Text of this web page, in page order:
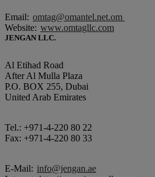
Email: omtag@omantel.net.om
Website: www.omtagllc.com
JENGAN LLC.
Al Etihad Road
After Al Mulla Plaza
P.O. BOX 255, Dubai
United Arab Emirates
Tel.: +971-4-220 80 22
Fax: +971-4-220 80 33
E-Mail: info@jengan.ae